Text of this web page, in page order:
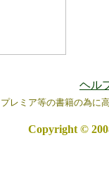
ヘル
レミア等の書籍の為に
Copyright ©